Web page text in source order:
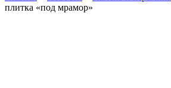
плитка «под мрамор»